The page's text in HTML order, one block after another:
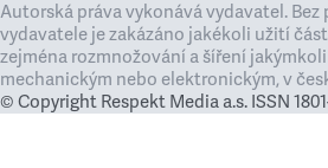
Autorská práva vykonává vydavatel. Bez
vydavatele je zakázáno jakékoli užití
zejména rozmnožování a šíření
mechanickým nebo elektronickým, v
© Copyright Respekt Media a.s. ISSN